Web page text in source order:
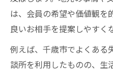
は、会員の希望や価値観を
良いお相手を提案しやすく
例えば、千歳市でよくある
談所を利用したものの、生